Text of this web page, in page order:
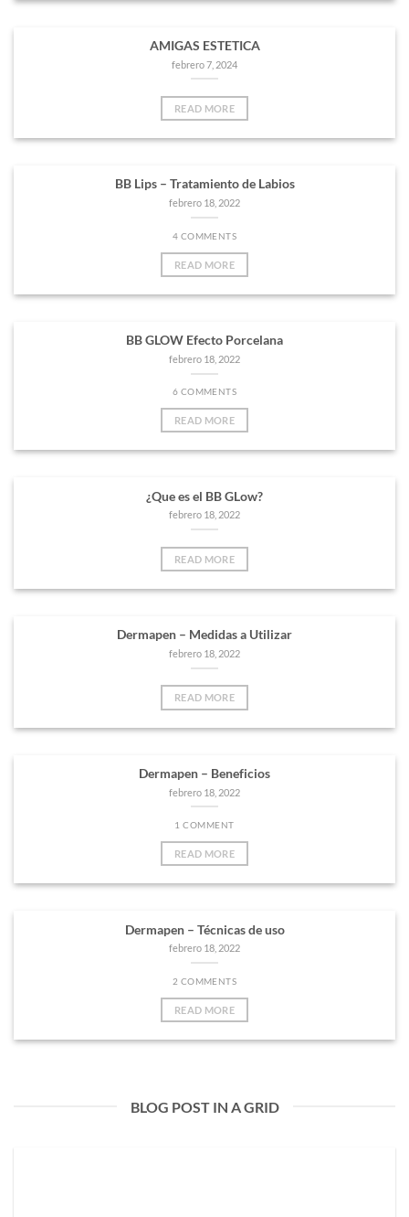
AMIGAS ESTETICA
febrero 7, 2024
READ MORE
BB Lips – Tratamiento de Labios
febrero 18, 2022
4 COMMENTS
READ MORE
BB GLOW Efecto Porcelana
febrero 18, 2022
6 COMMENTS
READ MORE
¿Que es el BB GLow?
febrero 18, 2022
READ MORE
Dermapen – Medidas a Utilizar
febrero 18, 2022
READ MORE
Dermapen – Beneficios
febrero 18, 2022
1 COMMENT
READ MORE
Dermapen – Técnicas de uso
febrero 18, 2022
2 COMMENTS
READ MORE
BLOG POST IN A GRID